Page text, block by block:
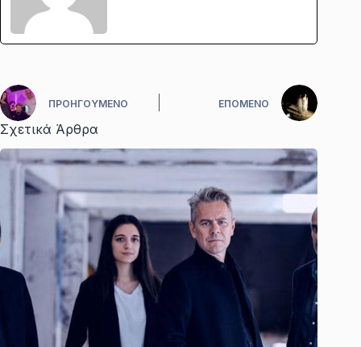
ΠΡΟΗΓΟΎΜΕΝΟ ΕΠΌΜΕΝΟ
Σχετικά Άρθρα